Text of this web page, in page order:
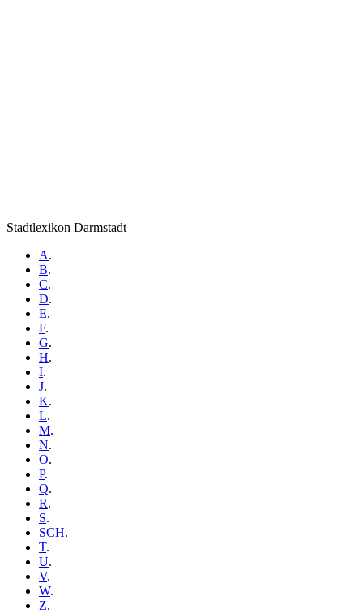
Stadtlexikon Darmstadt
A.
B.
C.
D.
E.
F.
G.
H.
I.
J.
K.
L.
M.
N.
O.
P.
Q.
R.
S.
SCH.
T.
U.
V.
W.
Z.